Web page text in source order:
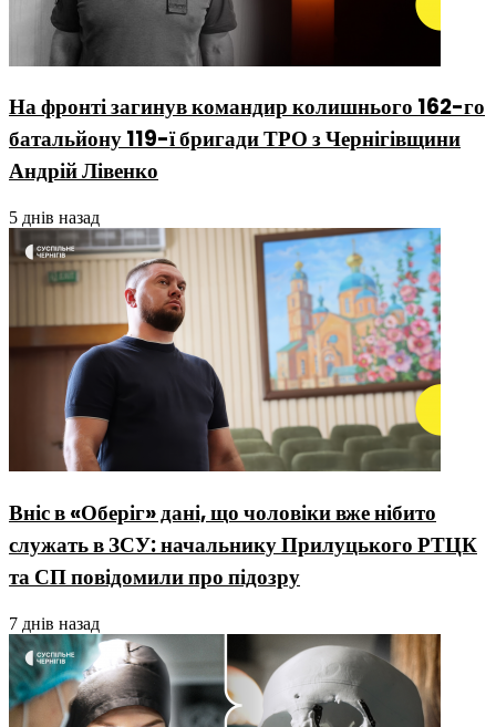
На фронті загинув командир колишнього 162-го
батальйону 119-ї бригади ТРО з Чернігівщини
Андрій Лівенко
5 днів назад
Вніс в «Оберіг» дані, що чоловіки вже нібито
служать в ЗСУ: начальнику Прилуцького РТЦК
та СП повідомили про підозру
7 днів назад